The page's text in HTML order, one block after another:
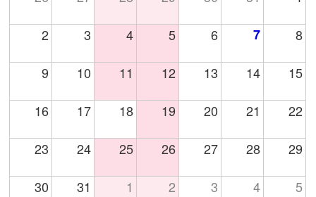
2 3 4 5 6 7 8
9 10 11 12 13 14 15
16 17 18 19 20 21 22
23 24 25 26 27 28 29
30 31 1 2 3 4 5